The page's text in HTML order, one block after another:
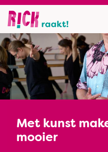
Met kunst
mooier